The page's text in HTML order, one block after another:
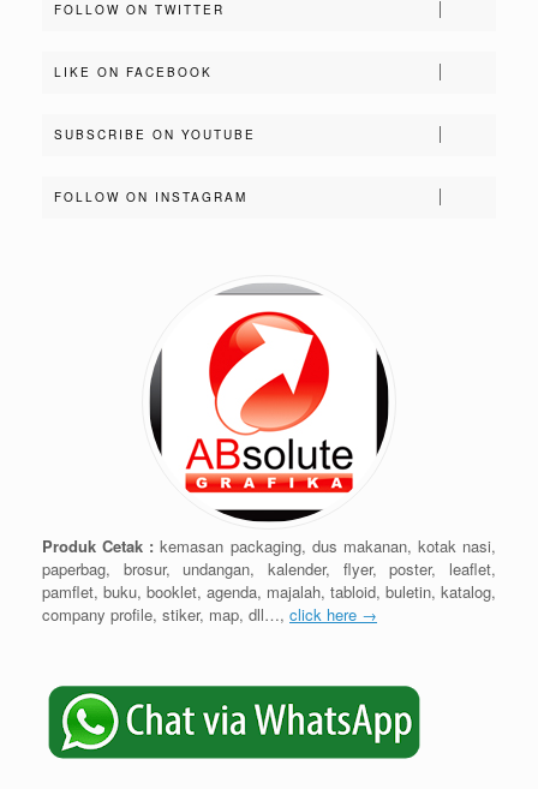
FOLLOW ON TWITTER
LIKE ON FACEBOOK
SUBSCRIBE ON YOUTUBE
FOLLOW ON INSTAGRAM
Produk Cetak : kemasan packaging, dus makanan, kotak nasi,
paperbag, brosur, undangan, kalender, flyer, poster, leaflet,
pamflet, buku, booklet, agenda, majalah, tabloid, buletin, katalog,
company profile, stiker, map, dll…, click here →